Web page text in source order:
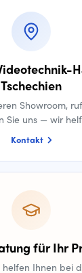
Tschechien
Showroom,
Sie uns — wir
Kontakt
für Ihr
helfen Ihnen bei